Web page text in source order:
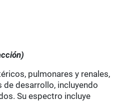
pulmonares y renales,
de desarrollo, incluyendo
Su espectro incluye